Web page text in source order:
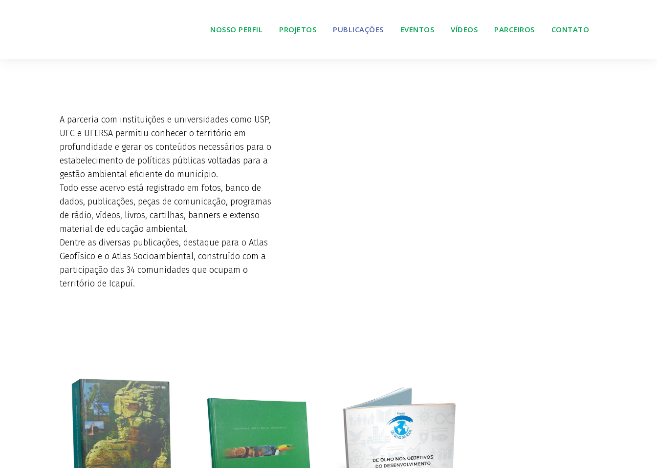
NOSSO PERFIL PROJETOS PUBLICAÇÕES EVENTOS VÍDEOS PARCEIROS CONTATO
A parceria com instituições e universidades como USP,
UFC e UFERSA permitiu conhecer o território em
profundidade e gerar os conteúdos necessários para o
estabelecimento de políticas públicas voltadas para a
gestão ambiental eficiente do município.
Todo esse acervo está registrado em fotos, banco de
dados, publicações, peças de comunicação, programas
de rádio, vídeos, livros, cartilhas, banners e extenso
material de educação ambiental.
Dentre as diversas publicações, destaque para o Atlas
Geofísico e o Atlas Socioambiental, construído com a
participação das 34 comunidades que ocupam o
território de Icapuí.